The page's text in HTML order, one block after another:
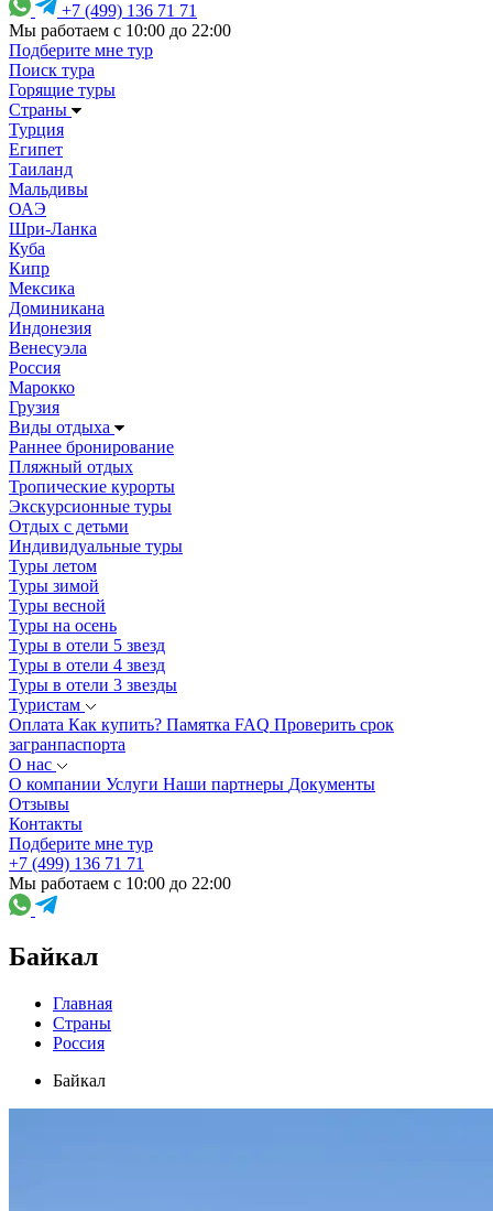
+7 (499) 136 71 71
Мы работаем с 10:00 до 22:00
Подберите мне тур
Поиск тура
Горящие туры
Страны
Турция
Египет
Таиланд
Мальдивы
ОАЭ
Шри-Ланка
Куба
Кипр
Мексика
Доминикана
Индонезия
Венесуэла
Россия
Марокко
Грузия
Виды отдыха
Раннее бронирование
Пляжный отдых
Тропические курорты
Экскурсионные туры
Отдых с детьми
Индивидуальные туры
Туры летом
Туры зимой
Туры весной
Туры на осень
Туры в отели 5 звезд
Туры в отели 4 звезд
Туры в отели 3 звезды
Туристам
Оплата Как купить? Памятка FAQ Проверить срок
загранпаспорта
О нас
О компании Услуги Наши партнеры Документы
Отзывы
Контакты
Подберите мне тур
+7 (499) 136 71 71
Мы работаем с 10:00 до 22:00
Байкал
Главная
Страны
Россия
Байкал